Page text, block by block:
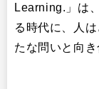
Learning.」は
る時代に、人
たな問いと向